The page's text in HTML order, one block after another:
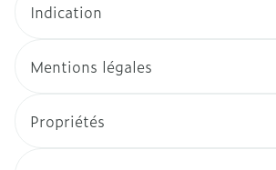
Indication
Mentions légales
Propriétés